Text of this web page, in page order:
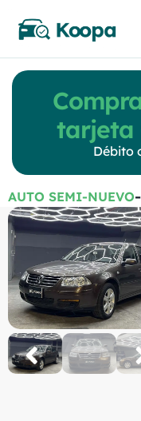
tarjeta
Débito
AUTO SEMI-NUEVO-